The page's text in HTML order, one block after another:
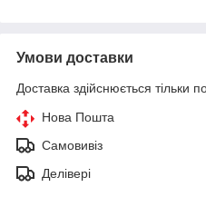
Умови доставки
Доставка здійснюється тільки
Нова Пошта
Самовивіз
Делівері